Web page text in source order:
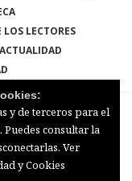
LOS LECTORES
y de terceros para el
consultar la
Ver
y Cookies